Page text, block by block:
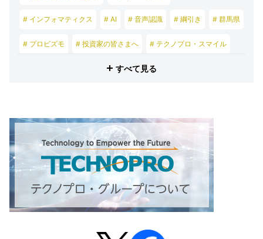
# インフォマティクス # AI # 音声認識 # 綱引き # 群馬県
# プロビズモ # 投資家の皆さまへ # テクノプロ・スマイル
# テクノプロ・エンジニアリング
すべて見る